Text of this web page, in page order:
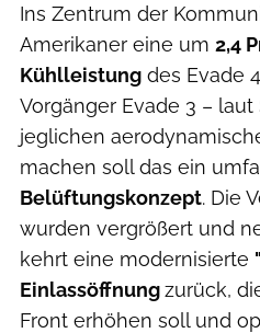
Ins Zentrum der
Amerikaner eine um 2,4
Kühlleistung des Evade
Vorgänger Evade 3 – laut
jeglichen
machen soll das ein
Belüftungskonzept. Die
wurden vergrößert und
kehrt eine modernisierte
Einlassöffnungzurück,
Front erhöhen soll und